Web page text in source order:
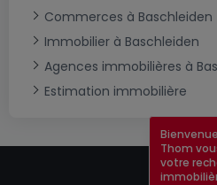
Commerces à Baschleiden
Immobilier à Baschleiden
Agences immobilières à
Estimation immobilière
Thom
votre